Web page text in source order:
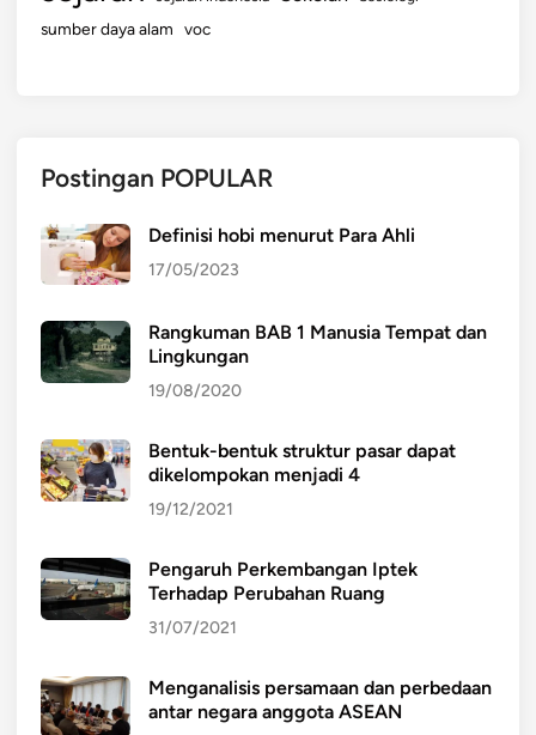
sumber daya alam voc
Postingan POPULAR
Definisi hobi menurut Para Ahli
17/05/2023
Rangkuman BAB 1 Manusia Tempat dan
Lingkungan
19/08/2020
Bentuk-bentuk struktur pasar dapat
dikelompokan menjadi 4
19/12/2021
Pengaruh Perkembangan Iptek
Terhadap Perubahan Ruang
31/07/2021
Menganalisis persamaan dan perbedaan
antar negara anggota ASEAN